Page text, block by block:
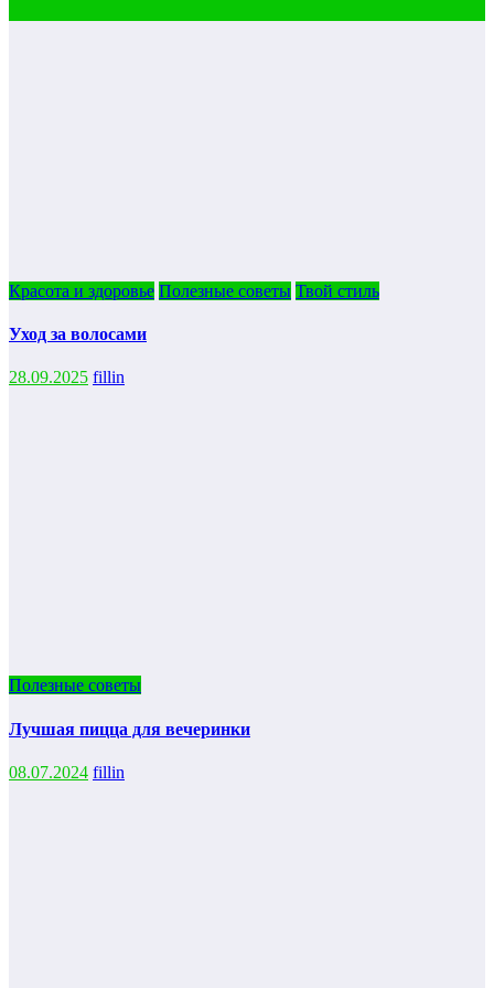
Красота и здоровье Полезные советы Твой стиль
Уход за волосами
28.09.2025 fillin
Полезные советы
Лучшая пицца для вечеринки
08.07.2024 fillin